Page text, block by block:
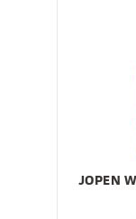
JOPEN